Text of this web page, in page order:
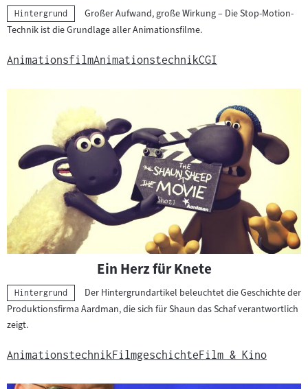
Kategorie:
Hintergrund
Großer Aufwand, große Wirkung – Die Stop-Motion-
Technik ist die Grundlage aller Animationsfilme.
AnimationsfilmAnimationstechnikCGI
Ein Herz für Knete
Kategorie:
Hintergrund
Der Hintergrundartikel beleuchtet die Geschichte der
Produktionsfirma Aardman, die sich für Shaun das Schaf verantwortlich
zeigt.
AnimationstechnikFilmgeschichteFilm & Kino